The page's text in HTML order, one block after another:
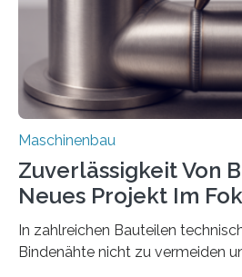
vom 23. bis 25. September in
Maschinenbau
Zuverlässigkeit Von
Neues Projekt Im
In zahlreichen Bauteilen
Bindenähte nicht zu vermeiden